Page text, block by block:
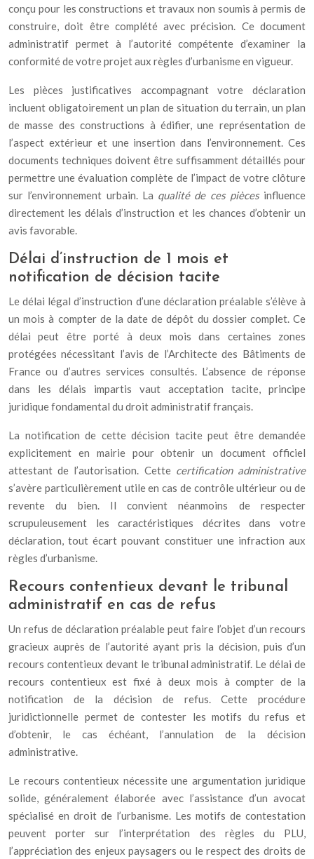
conçu pour les constructions et travaux non soumis à permis de
construire, doit être complété avec précision. Ce document
administratif permet à l’autorité compétente d’examiner la
conformité de votre projet aux règles d’urbanisme en vigueur.
Les pièces justificatives accompagnant votre déclaration
incluent obligatoirement un plan de situation du terrain, un plan
de masse des constructions à édifier, une représentation de
l’aspect extérieur et une insertion dans l’environnement. Ces
documents techniques doivent être suffisamment détaillés pour
permettre une évaluation complète de l’impact de votre clôture
sur l’environnement urbain. La qualité de ces pièces influence
directement les délais d’instruction et les chances d’obtenir un
avis favorable.
Délai d’instruction de 1 mois et
notification de décision tacite
Le délai légal d’instruction d’une déclaration préalable s’élève à
un mois à compter de la date de dépôt du dossier complet. Ce
délai peut être porté à deux mois dans certaines zones
protégées nécessitant l’avis de l’Architecte des Bâtiments de
France ou d’autres services consultés. L’absence de réponse
dans les délais impartis vaut acceptation tacite, principe
juridique fondamental du droit administratif français.
La notification de cette décision tacite peut être demandée
explicitement en mairie pour obtenir un document officiel
attestant de l’autorisation. Cette certification administrative
s’avère particulièrement utile en cas de contrôle ultérieur ou de
revente du bien. Il convient néanmoins de respecter
scrupuleusement les caractéristiques décrites dans votre
déclaration, tout écart pouvant constituer une infraction aux
règles d’urbanisme.
Recours contentieux devant le tribunal
administratif en cas de refus
Un refus de déclaration préalable peut faire l’objet d’un recours
gracieux auprès de l’autorité ayant pris la décision, puis d’un
recours contentieux devant le tribunal administratif. Le délai de
recours contentieux est fixé à deux mois à compter de la
notification de la décision de refus. Cette procédure
juridictionnelle permet de contester les motifs du refus et
d’obtenir, le cas échéant, l’annulation de la décision
administrative.
Le recours contentieux nécessite une argumentation juridique
solide, généralement élaborée avec l’assistance d’un avocat
spécialisé en droit de l’urbanisme. Les motifs de contestation
peuvent porter sur l’interprétation des règles du PLU,
l’appréciation des enjeux paysagers ou le respect des droits de